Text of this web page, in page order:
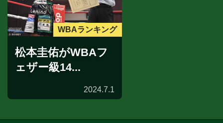
WBAランキング
松本圭佑がWBAフ
ェザー級14...
2024.7.1